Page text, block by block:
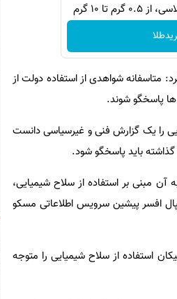
تا ۱۰ گرم
متاسفانه شواهدی از استفاده دولت از
پاسخگو شوند.
را یک گزارش فنی و غیرسیاسی دانست
باید پاسخگو شود.
مبنی بر استفاده از سلاح شیمیایی،
افسر پیشین سرویس اطلاعاتی مسکو
استفاده از سلاح شیمیایی را متوجه